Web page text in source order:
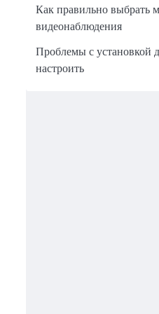
Как правильно выбрать
видеонаблюдения
Проблемы с установкой
настроить